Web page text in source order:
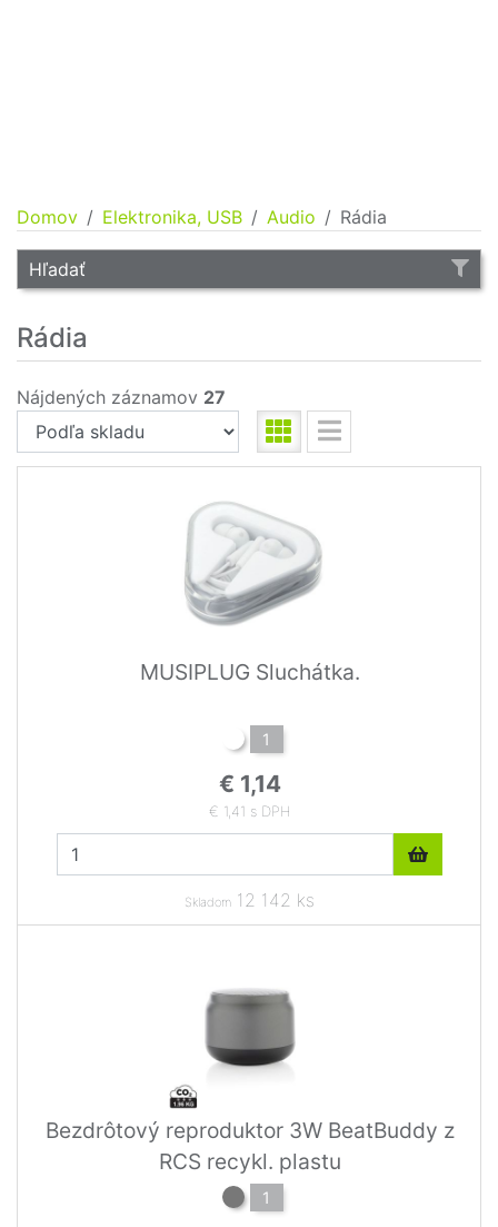
Domov Elektronika, USB Audio Rádia
Hľadať
Rádia
Nájdených záznamov 27
MUSIPLUG Sluchátka.
1
€ 1,14
€ 1,41 s DPH
Skladom 12 142 ks
Bezdrôtový reproduktor 3W BeatBuddy z
RCS recykl. plastu
1